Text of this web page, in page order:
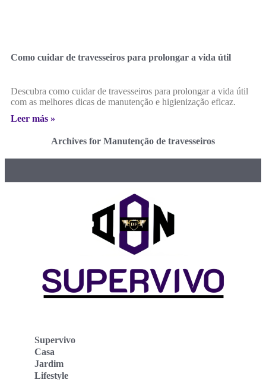
Como cuidar de travesseiros para prolongar a vida útil
Descubra como cuidar de travesseiros para prolongar a vida útil
com as melhores dicas de manutenção e higienização eficaz.
Leer más »
Archives for Manutenção de travesseiros
Supervivo
Casa
Jardim
Lifestyle